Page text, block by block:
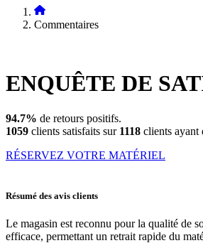
Commentaires
ENQUÊTE DE
94.7% de retours positifs.
1059 clients satisfaits sur 1118 clients ayant
RÉSERVEZ VOTRE MATÉRIEL
Résumé des avis clients
Le magasin est reconnu pour la qualité de
efficace, permettant un retrait rapide du